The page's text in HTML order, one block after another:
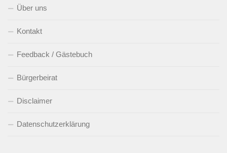
Über uns
Kontakt
Feedback / Gästebuch
Bürgerbeirat
Disclaimer
Datenschutzerklärung